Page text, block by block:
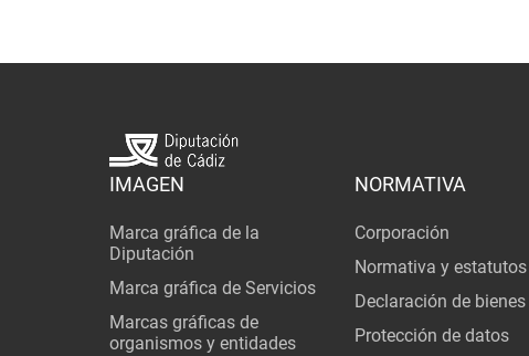
IMAGEN
Marca gráfica de la
Diputación
Marca gráfica de Servicios
Marcas gráficas de
organismos y entidades
NORMATIVA
Corporación
Normativa y estatutos
Declaración de bienes
Protección de datos